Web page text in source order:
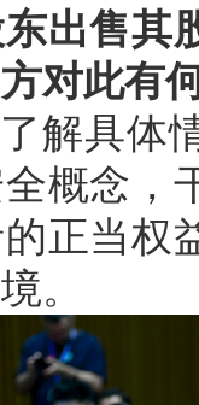
出售其
对此有
解具体
概念，
正当权
。